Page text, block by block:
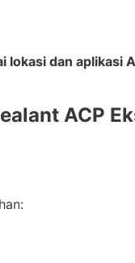
lokasi dan aplikasi
ACP